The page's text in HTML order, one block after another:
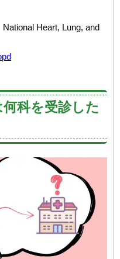
Heart, Lung, and
科を受診した